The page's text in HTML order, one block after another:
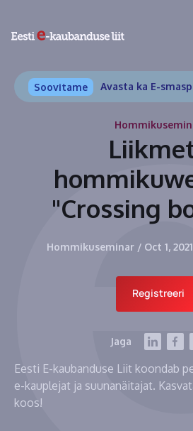
Soovitame Avasta ka E-
"Crossing
Hommikuseminar/ Oct 1, 2021
Registreeri
Jaga
Eesti E-kaubanduse Liit koondab
e-kauplejat ja suunanäitajat.
koos!